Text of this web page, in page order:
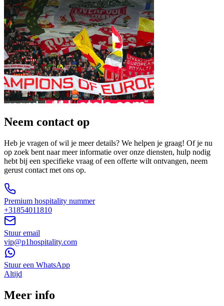
Neem contact op
Heb je vragen of wil je meer details? We helpen je graag! Of je nu
op zoek bent naar meer informatie over onze diensten, hulp nodig
hebt bij een specifieke vraag of een offerte wilt ontvangen, neem
gerust contact met ons op.
Premium hospitality nummer
+31854011810
Stuur email
vip@p1hospitality.com
Stuur een WhatsApp
Altijd
Meer info